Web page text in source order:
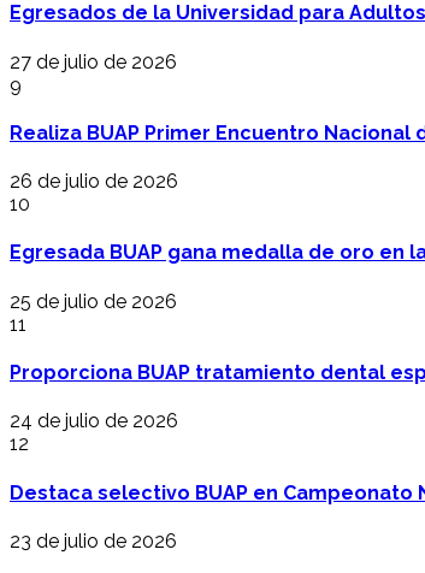
Egresados de la Universidad para
27 de julio de 2026
9
Realiza BUAP Primer Encuentro
26 de julio de 2026
10
Egresada BUAP gana medalla de oro en
25 de julio de 2026
11
Proporciona BUAP tratamiento dental
24 de julio de 2026
12
Destaca selectivo BUAP en Campeonato
23 de julio de 2026